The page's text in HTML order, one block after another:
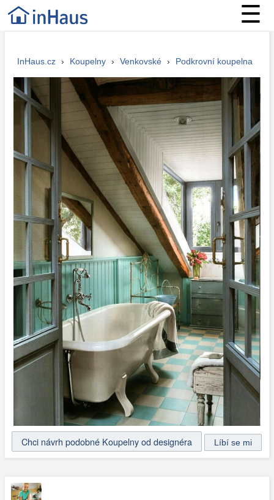
☰
InHaus.cz › Koupelny › Venkovské › Podkrovní koupelna
Chci návrh podobné Koupelny od designéra